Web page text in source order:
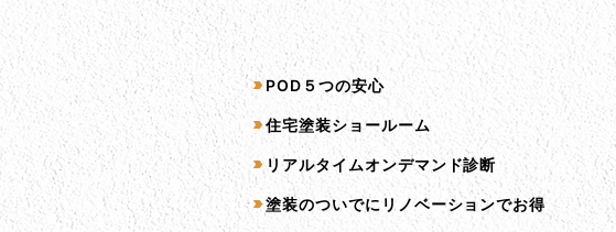
サービス一覧
POD５つの安心
住宅塗装ショールーム
リアルタイムオンデマンド診断
塗装のついでにリノベーションでお得